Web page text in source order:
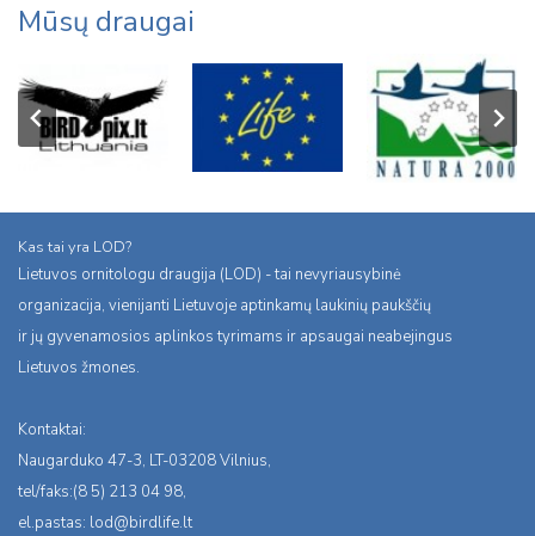
Mūsų draugai
Kas tai yra LOD?
Lietuvos ornitologu draugija (LOD) - tai nevyriausybinė
organizacija, vienijanti Lietuvoje aptinkamų laukinių paukščių
ir jų gyvenamosios aplinkos tyrimams ir apsaugai neabejingus
Lietuvos žmones.
Kontaktai:
Naugarduko 47-3, LT-03208 Vilnius,
tel/faks:(8 5) 213 04 98,
el.pastas: lod@birdlife.lt